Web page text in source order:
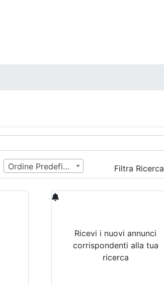
Ordine Predefinito Filtra Ricerca
Ricevi i nuovi annunci
corrispondenti alla tua
ricerca